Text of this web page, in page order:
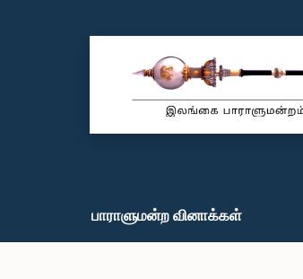
பாராளுமன்ற வினாக்கள்